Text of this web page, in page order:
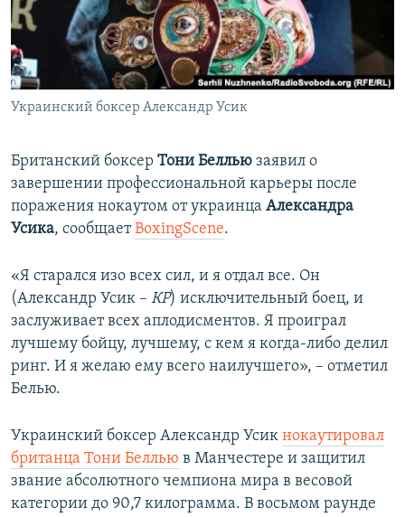
ПОБЕДИТЕЛЕЙ НЕ СУДЯТ?
КРЫМ.НЕПОКОРЕННЫЙ
ELIFBE
УКРАИНСКАЯ ПРОБЛЕМА КРЫМА
ПРИСОЕДИНЯЙТЕСЬ!
Украинский боксер Александр Усик
Британский боксер Тони Беллью заявил о
завершении профессиональной карьеры после
поражения нокаутом от украинца Александра
Усика, сообщаетBoxingScene.
«Я старался изо всех сил, и я отдал все. Он
(Александр Усик –​ КР) исключительный боец, и
заслуживает всех аплодисментов. Я проиграл
лучшему бойцу, лучшему, с кем я когда-либо делил
ринг. И я желаю ему всего наилучшего», – отметил
Белью.
Украинский боксер Александр Усик нокаутировал
британца Тони Беллью в Манчестере и защитил
звание абсолютного чемпиона мира в весовой
категории до 90,7 килограмма. В восьмом раунде